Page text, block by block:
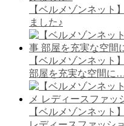
【ベルメゾンネット
ました♪
【ベルメゾンネット
部屋を充実な空間に
【ベルメゾンネット